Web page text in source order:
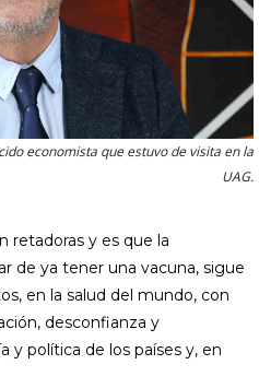
economista que estuvo de visita en la
UAG.
retadoras y es que la
de ya tener una vacuna, sigue
en la salud del mundo, con
desconfianza y
y política de los países y, en